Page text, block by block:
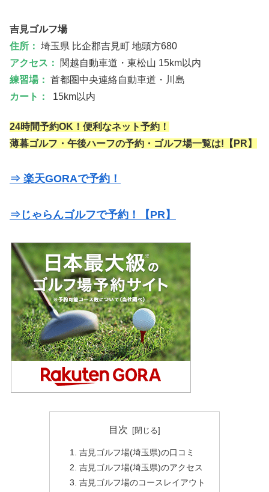
吉見ゴルフ場
住所： 埼玉県 比企郡吉見町 地頭方680
アクセス：
関越自動車道・東松山 15km以内
練習場： 首都圏中央連絡自動車道・川島
カート：
15km以内
24時間予約OK！便利なネット予約！
薄暮ゴルフ・午後ハーフの予約・ゴルフ場一覧は!【PR】
⇒ 楽天GORAで予約！
⇒じゃらんゴルフで予約！【PR】
目次
吉見ゴルフ場(埼玉県)の口コミ
吉見ゴルフ場(埼玉県)のアクセス
吉見ゴルフ場のコースレイアウト